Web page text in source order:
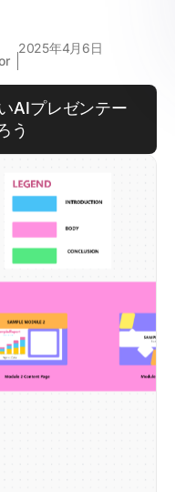
2025年4月6日
AIプレゼンテー
う